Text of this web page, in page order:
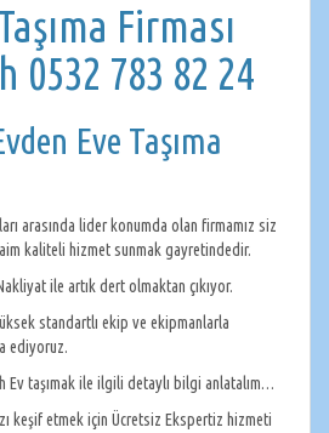
Firması
0532 783 82 24
Eve Taşıma
arasında lider konumda olan firmamız siz
kaliteli hizmet sunmak gayretindedir.
ile artık dert olmaktan çıkıyor.
standartlı ekip ve ekipmanlarla
ediyoruz.
Ev taşımak ile ilgili detaylı bilgi anlatalım…
keşif etmek için Ücretsiz Ekspertiz hizmeti